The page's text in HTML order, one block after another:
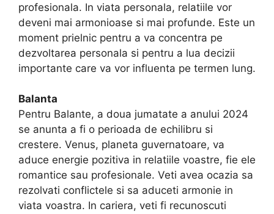
profesionala. In viata personala, relatiile vor
deveni mai armonioase si mai profunde. Este un
moment prielnic pentru a va concentra pe
dezvoltarea personala si pentru a lua decizii
importante care va vor influenta pe termen lung.
Balanta
Pentru Balante, a doua jumatate a anului 2024
se anunta a fi o perioada de echilibru si
crestere. Venus, planeta guvernatoare, va
aduce energie pozitiva in relatiile voastre, fie ele
romantice sau profesionale. Veti avea ocazia sa
rezolvati conflictele si sa aduceti armonie in
viata voastra. In cariera, veti fi recunoscuti